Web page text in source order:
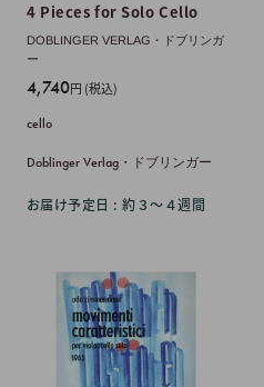
4 Pieces for Solo Cello
DOBLINGER VERLAG・ドブリンガ
ー
販
価
格
4,740円 (税込)
cello
Doblinger Verlag・ドブリンガー
お届け予定日 : 約３〜４週間